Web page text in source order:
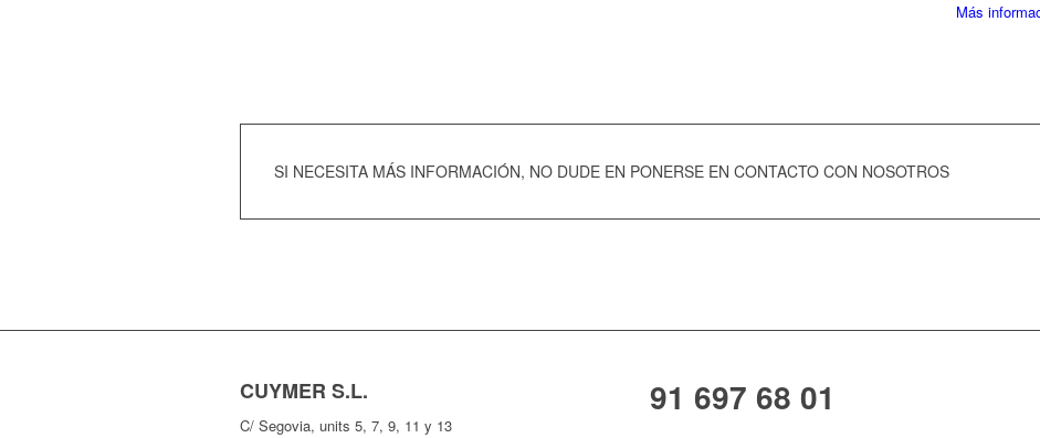
Más
SI NECESITA MÁS INFORMACIÓN, NO DUDE EN PONERSE EN CONTACTO CON NOSOTROS
CUYMER S.L.
C/ Segovia, units 5, 7, 9, 11 y 13
91 697 68 01